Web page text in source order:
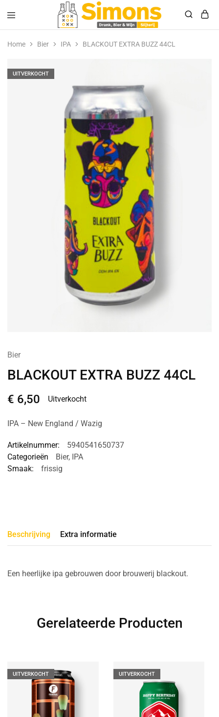
Simonsdrank.nl
Drank,
Bier
&
Home Bier IPA BLACKOUT EXTRA BUZZ 44CL
UITVERKOCHT
Bier
BLACKOUT EXTRA BUZZ 44CL
€ 6,50 Uitverkocht
IPA – New England / Wazig
Artikelnummer:
5940541650737
Categorieën
Bier, IPA
Smaak:
frissig
Beschrijving Extra informatie
Een heerlijke ipa gebrouwen door brouwerij blackout.
Gerelateerde Producten
UITVERKOCHT UITVERKOCHT